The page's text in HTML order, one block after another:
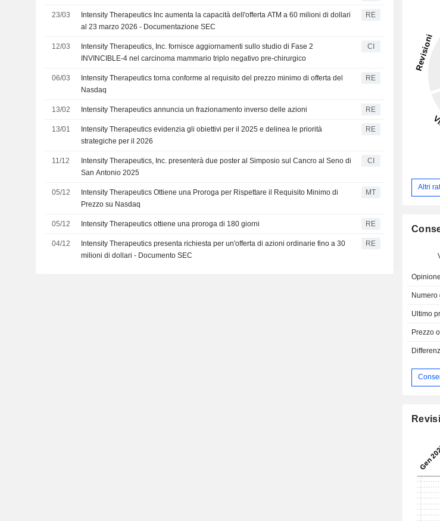
23/03
Intensity Therapeutics Inc aumenta la capacità dell'offerta ATM a 60 milioni di dollari
al 23 marzo 2026 - Documentazione SEC
RE
12/03
Intensity Therapeutics, Inc. fornisce aggiornamenti sullo studio di Fase 2
INVINCIBLE-4 nel carcinoma mammario triplo negativo pre-chirurgico
CI
06/03
Intensity Therapeutics torna conforme al requisito del prezzo minimo di offerta del
Nasdaq
RE
13/02 Intensity Therapeutics annuncia un frazionamento inverso delle azioni RE
13/01
Intensity Therapeutics evidenzia gli obiettivi per il 2025 e delinea le priorità
strategiche per il 2026
RE
11/12
Intensity Therapeutics, Inc. presenterà due poster al Simposio sul Cancro al Seno di
San Antonio 2025
CI
05/12
Intensity Therapeutics Ottiene una Proroga per Rispettare il Requisito Minimo di
Prezzo su Nasdaq
MT
05/12 Intensity Therapeutics ottiene una proroga di 180 giorni RE
04/12
Intensity Therapeutics presenta richiesta per un'offerta di azioni ordinarie fino a 30
milioni di dollari - Documento SEC
RE
Altri
Numero
Ultimo
Prezzo